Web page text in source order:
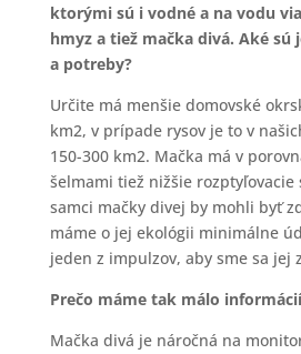
ktorými sú i vodné a na vodu
hmyz a tiež mačka divá. Aké sú
a potreby?
Určite má menšie domovské
km2, v prípade rysov je to v
150-300 km2. Mačka má v
šelmami tiež nižšie rozptyľovacie
samci mačky divej by mohli byť
máme o jej ekológii minimálne
jeden z impulzov, aby sme sa jej
Prečo máme tak málo
Mačka divá je náročná na